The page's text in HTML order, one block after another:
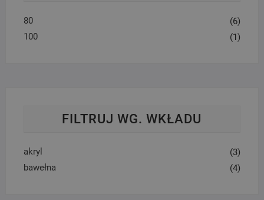
80
(6)
100
(1)
FILTRUJ WG. WKŁADU
akryl
(3)
bawełna
(4)